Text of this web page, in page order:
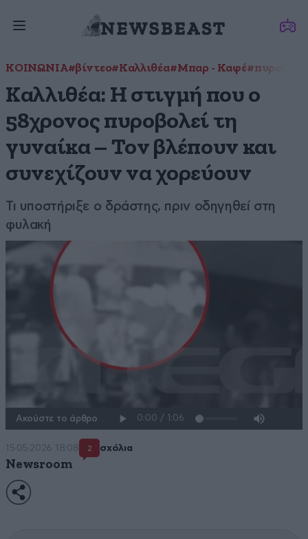
ΚΟΙΝΩΝΙΑ#βίντεο#Καλλιθέα#Μπαρ - Καφέ
Καλλιθέα: Η στιγμή που ο
58χρονος πυροβολεί τη
γυναίκα – Τον βλέπουν και
συνεχίζουν να χορεύουν
Τι υποστήριξε ο δράστης, πριν οδηγηθεί στη
φυλακή
Ακούστε το άρθρο
15·05·2026 18:08 2 σχόλια
Newsroom